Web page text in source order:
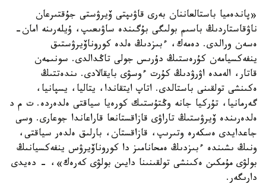
«پاندەميا باستالعاننان بەرى قاۋىپتى ۆيرۋستى جۇقتىرعان
ناۋقاستاردىڭ باسىم بولىگى بۇگىندە ساۋىعىپ، ۇيلەرىنە امان-
ەسەن ورالدى. دەمەك، ءبىزدىڭ ەلدە كوروناۆيرۋستىق
ينفەكسيامەن كۇرەستىڭ دۇرىس جولى تاڭدالدى. سونىمەن
قاتار، الەمدە اۋرۋدىڭ كۇرت ءوسۋى بايقالادى. ىندەتتىڭ
ەكىنشى تولقىنى باستالدى. اتاپ ايتقاندا، يتاليا، يسپانيا،
گەرمانيا، تۇركيا جانە وڭتۇستىك كورەيا سياقتى ەلدەردە. ت م د
ەلدەرىندە ۆيرۋستىڭ تاراۋى قازاقستانعا قاراعاندا جوعارى. وسى
جاعدايدى ەسكەرە وتىرىپ، قازاقستان، بارلىق ەلدەر سياقتى،
ونىڭ ىشىندە ءبىزدىڭ ەمحانامىز دا كوروناۆيرۋس ينفەكسيانىڭ
بولۋى مۇمكىن ەكىنشى تولقىنىنا دايىن بولۋى كەرەك»، - دەيدى
دارىگەر.